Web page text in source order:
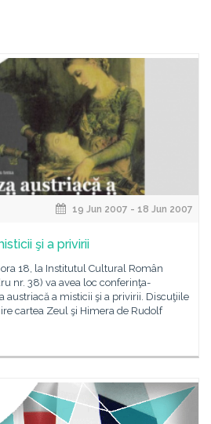
19 Jun 2007 - 18 Jun 2007
şi a privirii
18, la Institutul Cultural Român
nr. 38) va avea loc conferinţa-
austriacă a misticii şi a privirii. Discuţiile
cartea Zeul şi Himera de Rudolf